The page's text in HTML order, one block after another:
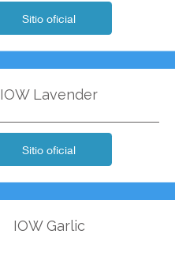
Sitio oficial
IOW Lavender
Sitio oficial
IOW Garlic